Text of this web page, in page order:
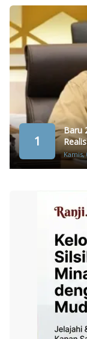
1
Baru
Kamis,